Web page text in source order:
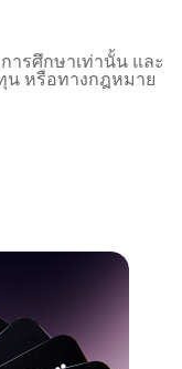
ารศึกษาเท่านั้น และ
น หรือทางกฎหมาย